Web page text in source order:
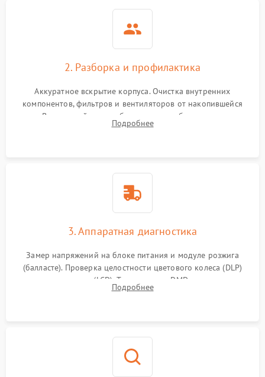
2. Разборка и профилактика
Аккуратное вскрытие корпуса. Очистка внутренних
компонентов, фильтров и вентиляторов от накопившейся
пыли. Визуальный осмотр блока питания, балласта лампы и
материнской платы на наличие прогаров или вздутых
Подробнее
3. Аппаратная диагностика
Замер напряжений на блоке питания и модуле розжига
(балласте). Проверка целостности цветового колеса (DLP)
или поляризаторов (LCD). Тестирование DMD-чипа, датчиков
температуры и оптопар с помощью мультиметра и
Подробнее